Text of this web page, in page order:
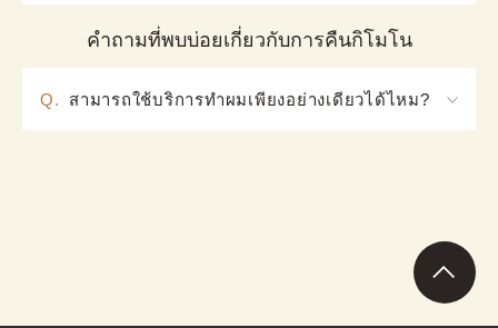
คำถามที่พบบ่อยเกี่ยวกับการคืนกิโมโน
Q. สามารถใช้บริการทำผมเพียงอย่างเดียวได้ไหม?